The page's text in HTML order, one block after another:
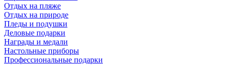
Отдых на пляже
Отдых на природе
Пледы и подушки
Деловые подарки
Награды и медали
Настольные приборы
Профессиональные подарки